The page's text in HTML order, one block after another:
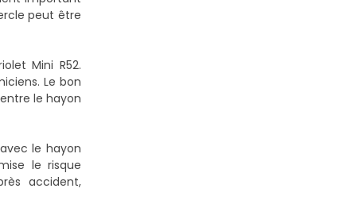
peut être
Mini R52.
Le bon
le hayon
le hayon
le risque
accident,